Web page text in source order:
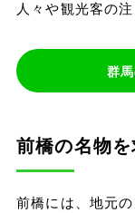
人々や観光客の
群
前橋の名物を
前橋には、地元